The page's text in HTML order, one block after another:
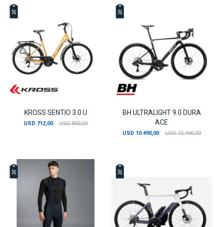
KROSS SENTIO 3.0 U
USD 712,00 USD 890,00
BH ULTRALIGHT 9.0 DURA
ACE
USD 10.490,00 USD 15.490,00